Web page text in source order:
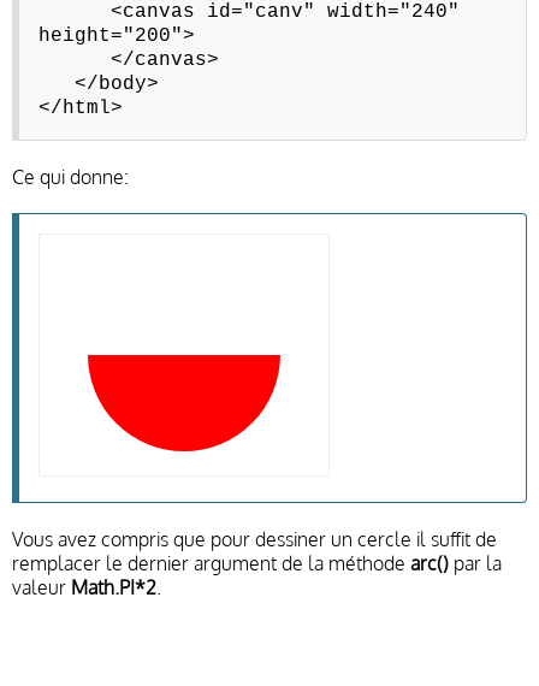
<canvas id="canv" width="240"
height="200">
</canvas>
</body>
</html>
Ce qui donne:
Vous avez compris que pour dessiner un cercle il suffit de
remplacer le dernier argument de la méthode arc() par la
valeur Math.PI*2.